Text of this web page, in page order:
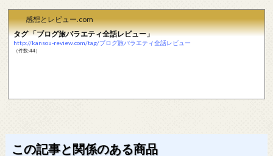
感想とレビュー.com
タグ 「ブログ旅バラエティ全話レビュー」
http://kansou-review.com/tag/ブログ旅バラエティ全話レビュー
（件数:44）
この記事と関係のある商品